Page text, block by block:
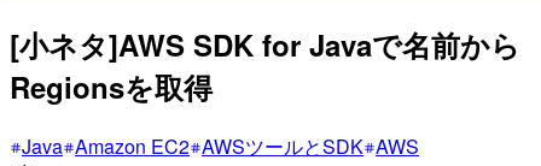
[小ネタ]AWS SDK for Javaで名前から
Regionsを取得
Java Amazon EC2 AWSツールとSDK AWS